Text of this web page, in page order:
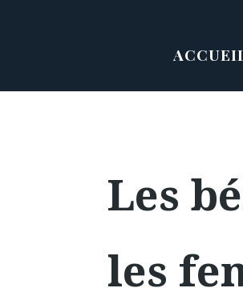
Les
les